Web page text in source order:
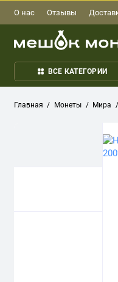
О нас Отзывы
ВСЕ КАТЕГОРИИ
Главная Монеты Мира